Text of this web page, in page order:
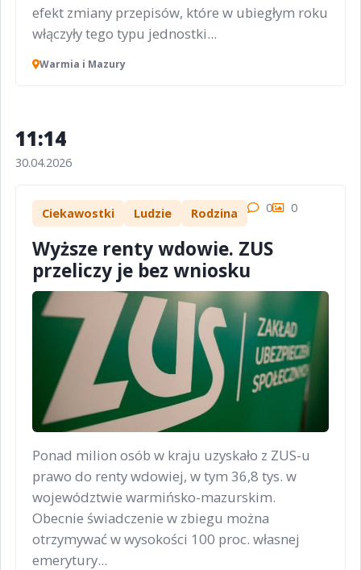
efekt zmiany przepisów, które w ubiegłym roku
włączyły tego typu jednostki...
Warmia i Mazury
11:14
30.04.2026
Ciekawostki Ludzie Rodzina 0 0
Wyższe renty wdowie. ZUS
przeliczy je bez wniosku
Ponad milion osób w kraju uzyskało z ZUS-u
prawo do renty wdowiej, w tym 36,8 tys. w
województwie warmińsko-mazurskim.
Obecnie świadczenie w zbiegu można
otrzymywać w wysokości 100 proc. własnej
emerytury...